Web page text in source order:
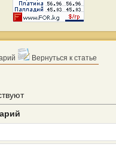
Вернуться к статье